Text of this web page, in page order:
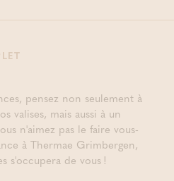
pensez non seulement à
valises, mais aussi à un
n'aimez pas le faire vous-
à Thermae Grimbergen,
s'occupera de vous !